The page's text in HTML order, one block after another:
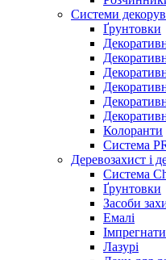
Системи
Ґрунтовки
Колоранти
Система
Деревозахист і
Система
Ґрунтовки
Засоби
Емалі
Імпрегнати
Лазурі